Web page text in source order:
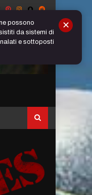
possono
da sistemi di
e sottoposti
✕